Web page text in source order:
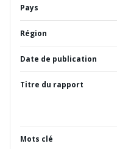
Pays
Région
Date de publication
Titre du rapport
Mots clé